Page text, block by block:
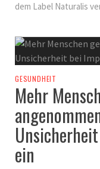
dem Label Naturalis
GESUNDHEIT
Mehr
ein